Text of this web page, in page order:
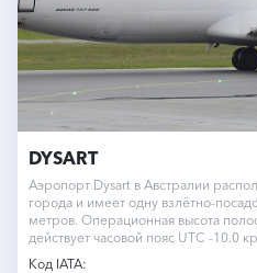
DYSART
Аэропорт Dysart в Австралии
города и имеет одну взлётно-
метров. Операционная высота
действует часовой пояс UTC -10.0
Код IATA: